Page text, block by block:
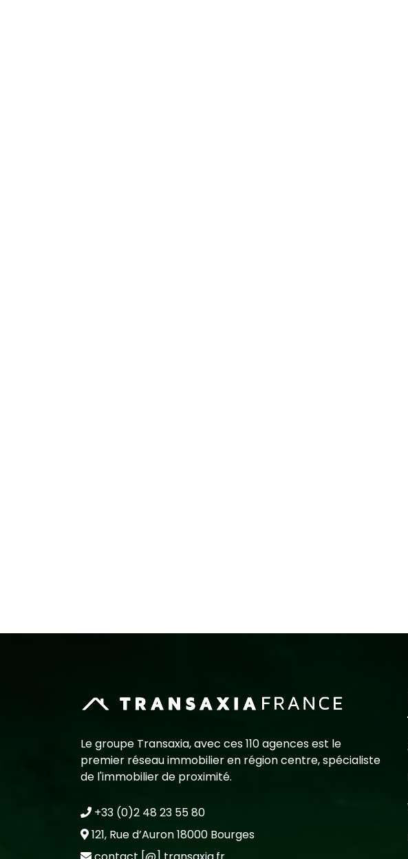
Le groupe Transaxia, avec ces 110 agences est le
premier réseau immobilier en région centre, spécialiste
de l'immobilier de proximité.
+33 (0)2 48 23 55 80
121, Rue d’Auron 18000 Bourges